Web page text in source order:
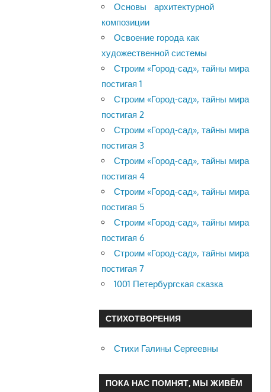
Основы архитектурной
композиции
Освоение города как
художественной системы
Строим «Город-сад», тайны мира
постигая 1
Строим «Город-сад», тайны мира
постигая 2
Строим «Город-сад», тайны мира
постигая 3
Строим «Город-сад», тайны мира
постигая 4
Строим «Город-сад», тайны мира
постигая 5
Строим «Город-сад», тайны мира
постигая 6
Строим «Город-сад», тайны мира
постигая 7
1001 Петербургская сказка
СТИХОТВОРЕНИЯ
Стихи Галины Сергеевны
ПОКА НАС ПОМНЯТ, МЫ ЖИВЁМ